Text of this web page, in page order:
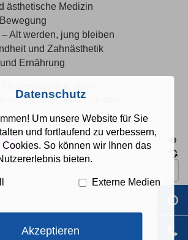
ästhetische Medizin
Alt werden, jung bleiben
und Zahnästhetik
Ernährung
Daten erhoben werden.
Datenschutz
Um unsere Website für Sie
und fortlaufend zu verbessern,
So können wir Ihnen das
bieten.
Externe Medien
Akzeptieren